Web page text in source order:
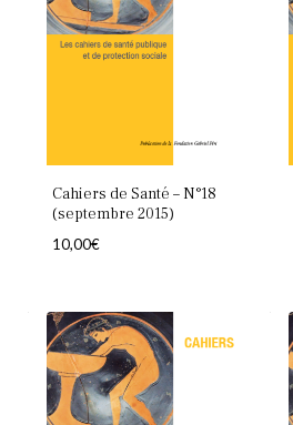
Cahiers de Santé – N°18
(septembre 2015)
10,00€